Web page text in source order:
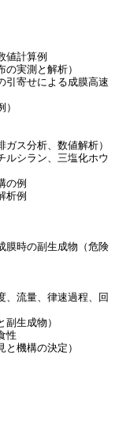
値計算例
実測と解析）
引寄せによる成膜高速
ス分析、数値解析）
シラン、三塩化ホウ
の例
析例
膜時の副生成物（危険
流量、律速過程、回
生成物）
性
機構の決定）